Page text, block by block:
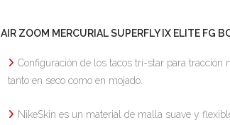
AIR ZOOM MERCURIAL SUPERFLY IX ELITE FG
Configuración de los tacos tri-star para
tanto en seco como en mojado.
NikeSkin es un material de malla suave y